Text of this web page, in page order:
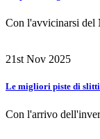
Con l'avvicinarsi del
21st Nov 2025
Le migliori piste di
Con l'arrivo